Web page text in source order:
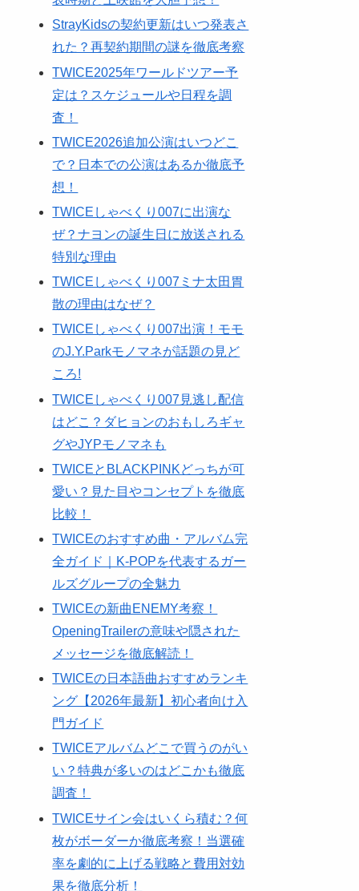
StrayKidsの契約更新はいつ発表さ
れた？再契約期間の謎を徹底考察
TWICE2025年ワールドツアー予
定は？スケジュールや日程を調
査！
TWICE2026追加公演はいつどこ
で？日本での公演はあるか徹底予
想！
TWICEしゃべくり007に出演な
ぜ？ナヨンの誕生日に放送される
特別な理由
TWICEしゃべくり007ミナ太田胃
散の理由はなぜ？
TWICEしゃべくり007出演！モモ
のJ.Y.Parkモノマネが話題の見ど
ころ!
TWICEしゃべくり007見逃し配信
はどこ？ダヒョンのおもしろギャ
グやJYPモノマネも
TWICEとBLACKPINKどっちが可
愛い？見た目やコンセプトを徹底
比較！
TWICEのおすすめ曲・アルバム完
全ガイド｜K-POPを代表するガー
ルズグループの全魅力
TWICEの新曲ENEMY考察！
OpeningTrailerの意味や隠された
メッセージを徹底解読！
TWICEの日本語曲おすすめランキ
ング【2026年最新】初心者向け入
門ガイド
TWICEアルバムどこで買うのがい
い？特典が多いのはどこかも徹底
調査！
TWICEサイン会はいくら積む？何
枚がボーダーか徹底考察！当選確
率を劇的に上げる戦略と費用対効
果を徹底分析！